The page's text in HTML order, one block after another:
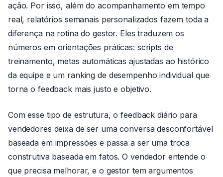
ação. Por isso, além do acompanhamento em tempo
real, relatórios semanais personalizados fazem toda a
diferença na rotina do gestor. Eles traduzem os
números em orientações práticas: scripts de
treinamento, metas automáticas ajustadas ao histórico
da equipe e um ranking de desempenho individual que
torna o feedback mais justo e objetivo.
Com esse tipo de estrutura, o feedback diário para
vendedores deixa de ser uma conversa desconfortável
baseada em impressões e passa a ser uma troca
construtiva baseada em fatos. O vendedor entende o
que precisa melhorar, e o gestor tem argumentos